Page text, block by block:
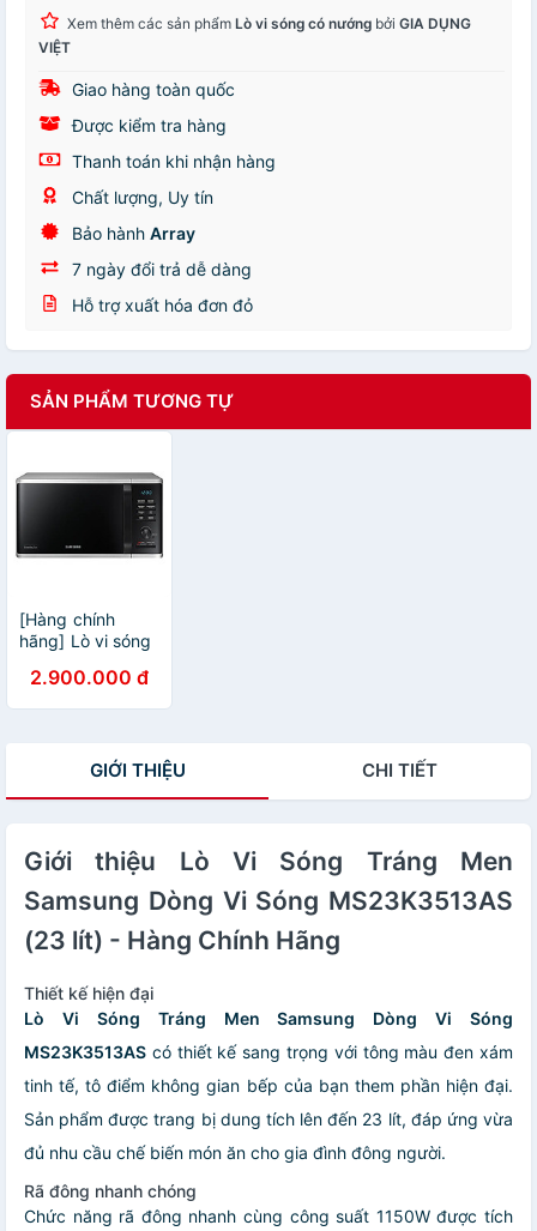
Xem thêm các sản phẩm Lò vi sóng có nướng bởi GIA DỤNG
VIỆT
Giao hàng toàn quốc
Được kiểm tra hàng
Thanh toán khi nhận hàng
Chất lượng, Uy tín
Bảo hành Array
7 ngày đổi trả dễ dàng
Hỗ trợ xuất hóa đơn đỏ
SẢN PHẨM TƯƠNG TỰ
[Hàng chính
hãng] Lò vi sóng
nướng
MG23K3515AS
2.900.000 đ
GIỚI THIỆU CHI TIẾT
Giới thiệu Lò Vi Sóng Tráng Men
Samsung Dòng Vi Sóng MS23K3513AS
(23 lít) - Hàng Chính Hãng
Thiết kế hiện đại
Lò Vi Sóng Tráng Men Samsung Dòng Vi Sóng
MS23K3513AS có thiết kế sang trọng với tông màu đen xám
tinh tế, tô điểm không gian bếp của bạn them phần hiện đại.
Sản phẩm được trang bị dung tích lên đến 23 lít, đáp ứng vừa
đủ nhu cầu chế biến món ăn cho gia đình đông người.
Rã đông nhanh chóng
Chức năng rã đông nhanh cùng công suất 1150W được tích